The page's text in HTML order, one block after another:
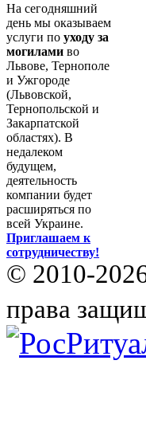
На сегодняшний
день мы оказываем
услуги по уходу за
могилами во
Львове, Тернополе
и Ужгороде
(Львовской,
Тернопольской и
Закарпатской
областях). В
недалеком
будущем,
деятельность
компании будет
расширяться по
всей Украине.
Приглашаем к
сотрудничеству!
© 2010-
права